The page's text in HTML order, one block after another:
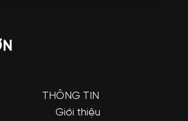
THÔNG TIN
Giới thiệu